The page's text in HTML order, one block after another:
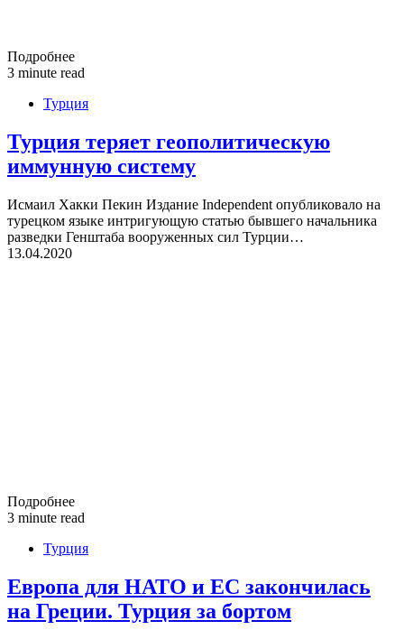
Подробнее
3 minute read
Турция
Турция теряет геополитическую
иммунную систему
Исмаил Хакки Пекин Издание Independent опубликовало на
турецком языке интригующую статью бывшего начальника
разведки Генштаба вооруженных сил Турции…
13.04.2020
Подробнее
3 minute read
Турция
Европа для НАТО и ЕС закончилась
на Греции. Турция за бортом